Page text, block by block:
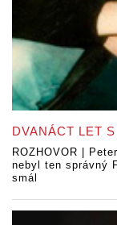
DVANÁCT LET
ROZHOVOR |
nebyl ten správný
smál